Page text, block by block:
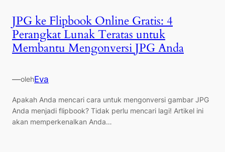
JPG ke Flipbook Online Gratis: 4
Perangkat Lunak Teratas untuk
Membantu Mengonversi JPG Anda
—olehEva
Apakah Anda mencari cara untuk mengonversi gambar JPG
Anda menjadi flipbook? Tidak perlu mencari lagi! Artikel ini
akan memperkenalkan Anda…